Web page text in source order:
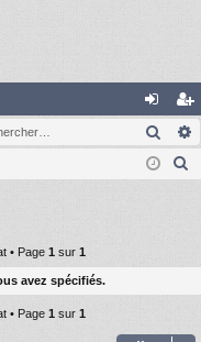
on
ne
ns
cri
h
• Page 1 sur 1
avez spécifiés.
• Page 1 sur 1